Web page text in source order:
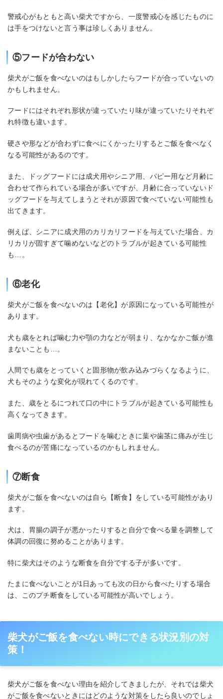
警戒心がもともと高い柴犬ですから、一度警戒心を感じたものに
は手をつけないと言う事は珍しくありません。
⑤フードが合わない
柴犬がご飯を食べないのはもしかしたらフードが合っていないの
かもしれません。
フードにはそれぞれ形状が違っていたり味が違っていたりそれぞ
れ特徴も違います。
硬さや形などが合わずに食べにくかったりするとご飯を食べなく
なる可能性があるのです。
また、ドッグフードには成犬用やシニア用、パピー用など月齢に
合わせて作られている場合が多いですが、月齢に合っていないド
ッグフードを与えてしまうとそれが原因で食べていない可能性も
出てきます。
例えば、シニアに成犬用のカリカリフードを与えていた場合、カ
リカリが固すぎて噛めないなどのトラブルが起きている可能性
も…。
⑥老化
柴犬がご飯を食べないのは【老化】が原因になっている可能性が
あります。
犬も歳をとれば噛む力や顎の力などが弱まり、なかなかご飯が進
まないことも…。
人間でも歳をとっていくと固形物が飲み込みづらくなるように、
犬もそのような変化が現れてくるのです。
また、歳をとるにつれて口の中にトラブルが起きている可能性も
高くなってきます。
歯周病や虫歯があるとフードを噛むときに葉や歯茎に痛みが生じ
食べるのが苦痛になっているのかもしれません。
⑦断食
柴犬がご飯を食べないのは自ら【断食】をしている可能性があり
ます。
犬は、胃腸の調子が悪かったりすると自分で食べる量を調整して
体調の回復に努めることがあります。
特に柴犬はそのような断食を自分でする子が多いです。
たまに食べないことが1日あっても次の日から食べたりする場合
は、このプチ断食をしている可能性が高いでしょう。
柴犬がご飯を食べない時にできる状況別の対
策！
柴犬がご飯を食べない理由を紹介してきましたが、それでは柴犬
がご飯を食べないときにはどのような対策をしたら良いのでしょ